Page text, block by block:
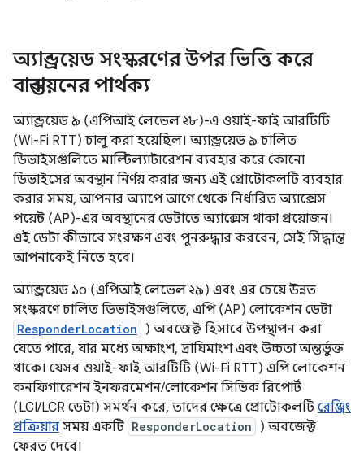
অ্যান্ড্রয়েড সংস্করণের উপর ভিত্তি করে
বাস্তবায়নের পার্থক্য
অ্যান্ড্রয়েড ৯ (এপিআই লেভেল ২৮)-এ ওয়াই-ফাই আরটিটি
(Wi-Fi RTT) চালু করা হয়েছিল। অ্যান্ড্রয়েড ৯ চালিত
ডিভাইসগুলিতে মাল্টিল্যাটারেশন ব্যবহার করে কোনো
ডিভাইসের অবস্থান নির্ণয় করার জন্য এই প্রোটোকলটি ব্যবহার
করার সময়, আপনার অ্যাপে আগে থেকে নির্ধারিত অ্যাক্সেস
পয়েন্ট (AP)-এর অবস্থানের ডেটাতে অ্যাক্সেস থাকা প্রয়োজন।
এই ডেটা কীভাবে সংরক্ষণ এবং পুনরুদ্ধার করবেন, সেই সিদ্ধান্ত
আপনাকেই নিতে হবে।
অ্যান্ড্রয়েড ১০ (এপিআই লেভেল ২৯) এবং এর চেয়ে উন্নত
সংস্করণে চালিত ডিভাইসগুলিতে, এপি (AP) লোকেশন ডেটা
ResponderLocation
) অবজেক্ট হিসাবে উপস্থাপন করা
যেতে পারে, যার মধ্যে অক্ষাংশ, দ্রাঘিমাংশ এবং উচ্চতা অন্তর্ভুক্ত
থাকে। যেসব ওয়াই-ফাই আরটিটি (Wi-Fi RTT) এপি লোকেশন
কনফিগারেশন ইনফরমেশন/লোকেশন সিভিক রিপোর্ট
(LCI/LCR ডেটা) সমর্থন করে, তাদের ক্ষেত্রে প্রোটোকলটি রেঞ্জিং
প্রক্রিয়ার সময় একটি ResponderLocation
) অবজেক্ট
ফেরত দেবে।